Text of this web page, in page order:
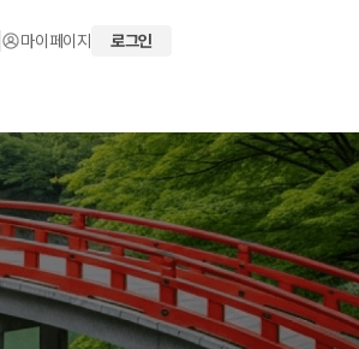
마이페이지 로그인